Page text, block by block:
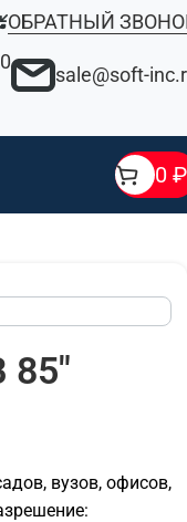
ОБРАТНЫЙ
sale@soft-
0 ₽
85"
вузов, офисов,